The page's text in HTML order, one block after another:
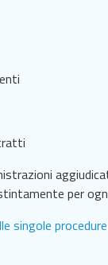
per
singole